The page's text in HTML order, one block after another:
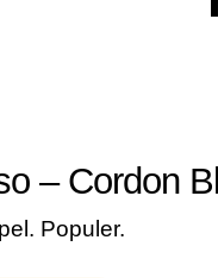
– Cordon
Populer.